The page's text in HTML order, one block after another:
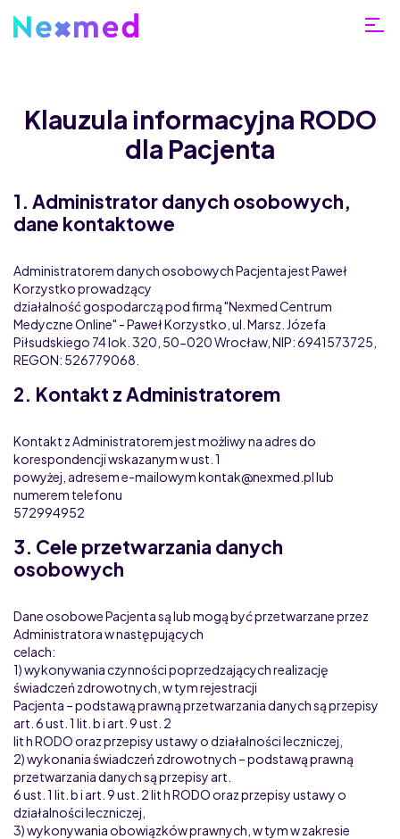
Klauzula informacyjna RODO
dla Pacjenta
1. Administrator danych osobowych,
dane kontaktowe
Administratorem danych osobowych Pacjenta jest Paweł
Korzystko prowadzący
działalność gospodarczą pod firmą "Nexmed Centrum
Medyczne Online" - Paweł Korzystko, ul. Marsz. Józefa
Piłsudskiego 74 lok. 320, 50-020 Wrocław, NIP: 6941573725,
REGON: 526779068.
2. Kontakt z Administratorem
Kontakt z Administratorem jest możliwy na adres do
korespondencji wskazanym w ust. 1
powyżej, adresem e-mailowym kontak@nexmed.pl lub
numerem telefonu
572994952
3. Cele przetwarzania danych
osobowych
Dane osobowe Pacjenta są lub mogą być przetwarzane przez
Administratora w następujących
celach:
1) wykonywania czynności poprzedzających realizację
świadczeń zdrowotnych, w tym rejestracji
Pacjenta – podstawą prawną przetwarzania danych są przepisy
art. 6 ust. 1 lit. b i art. 9 ust. 2
lit h RODO oraz przepisy ustawy o działalności leczniczej,
2) wykonania świadczeń zdrowotnych – podstawą prawną
przetwarzania danych są przepisy art.
6 ust. 1 lit. b i art. 9 ust. 2 lit h RODO oraz przepisy ustawy o
działalności leczniczej,
3) wykonywania obowiązków prawnych, w tym w zakresie